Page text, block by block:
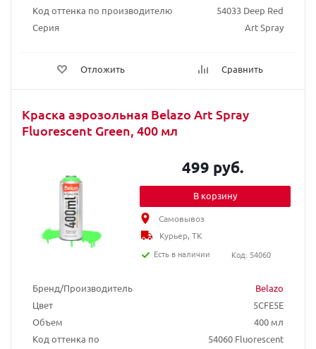
Код оттенка по производителю
54033 Deep Red
Серия
Art Spray
Отложить Сравнить
Краска аэрозольная Belazo Art Spray
Fluorescent Green, 400 мл
Бренд/Производитель
Belazo
Цвет
5CFE5E
Объем
400 мл
Код оттенка по
54060 Fluorescent
499 руб.
В корзину
Самовывоз
Курьер, ТК
Есть в наличии
Код: 54060